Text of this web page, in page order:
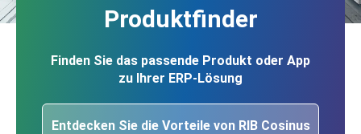
Produktfinder
Finden Sie das passende Produkt oder App
zu Ihrer ERP-Lösung
Entdecken Sie die Vorteile von RIB Cosinus